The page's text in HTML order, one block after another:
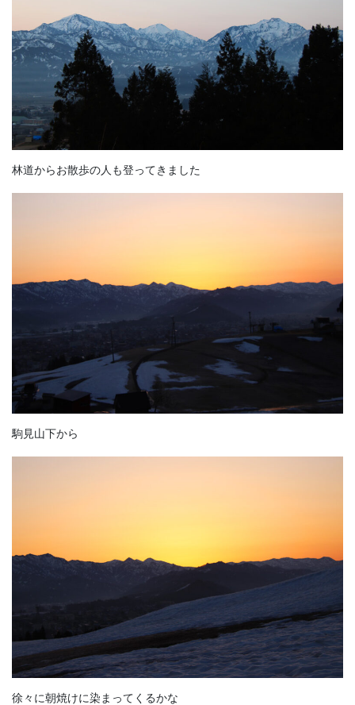
林道からお散歩の人も登ってきました
駒見山下から
徐々に朝焼けに染まってくるかな